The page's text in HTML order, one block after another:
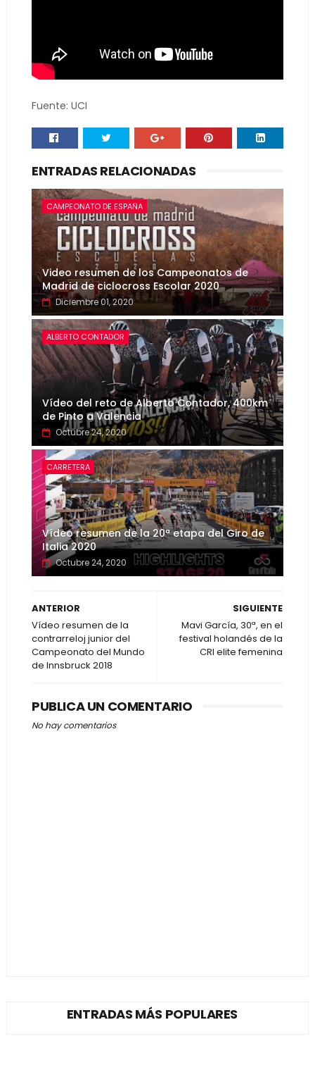
Fuente: UCI
ENTRADAS RELACIONADAS
CAMPEONATO DE ESPAÑA
Video resumen de los Campeonatos de
Madrid de ciclocross Escolar 2020
Diciembre 01, 2020
ALBERTO CONTADOR
Vídeo del reto de Alberto Contador, 400km
de Pinto a Valencia
Octubre 24, 2020
CARRETERA
Vídeo resumen de la 20ª etapa del Giro de
Italia 2020
Octubre 24, 2020
SIGUIENTE
Mavi García, 30ª, en el
festival holandés de la
CRI elite femenina
ANTERIOR
Vídeo resumen de la
contrarreloj junior del
Campeonato del Mundo
de Innsbruck 2018
PUBLICA UN COMENTARIO
No hay comentarios
ENTRADAS MÁS POPULARES